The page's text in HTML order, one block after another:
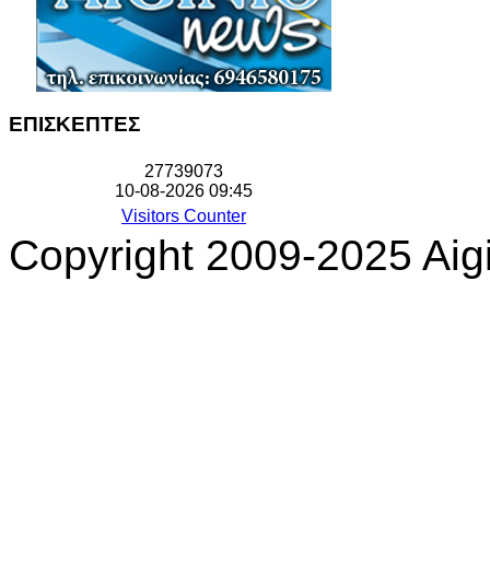
ΕΠΙΣΚΕΠΤΕΣ
27739073
10-08-2026 09:45
Visitors Counter
Copyright 2009-2025